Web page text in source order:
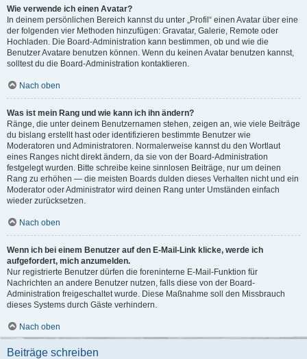
Wie verwende ich einen Avatar?
In deinem persönlichen Bereich kannst du unter „Profil“ einen Avatar über eine
der folgenden vier Methoden hinzufügen: Gravatar, Galerie, Remote oder
Hochladen. Die Board-Administration kann bestimmen, ob und wie die
Benutzer Avatare benutzen können. Wenn du keinen Avatar benutzen kannst,
solltest du die Board-Administration kontaktieren.
Nach oben
Was ist mein Rang und wie kann ich ihn ändern?
Ränge, die unter deinem Benutzernamen stehen, zeigen an, wie viele Beiträge
du bislang erstellt hast oder identifizieren bestimmte Benutzer wie
Moderatoren und Administratoren. Normalerweise kannst du den Wortlaut
eines Ranges nicht direkt ändern, da sie von der Board-Administration
festgelegt wurden. Bitte schreibe keine sinnlosen Beiträge, nur um deinen
Rang zu erhöhen — die meisten Boards dulden dieses Verhalten nicht und ein
Moderator oder Administrator wird deinen Rang unter Umständen einfach
wieder zurücksetzen.
Nach oben
Wenn ich bei einem Benutzer auf den E-Mail-Link klicke, werde ich
aufgefordert, mich anzumelden.
Nur registrierte Benutzer dürfen die foreninterne E-Mail-Funktion für
Nachrichten an andere Benutzer nutzen, falls diese von der Board-
Administration freigeschaltet wurde. Diese Maßnahme soll den Missbrauch
dieses Systems durch Gäste verhindern.
Nach oben
Beiträge schreiben